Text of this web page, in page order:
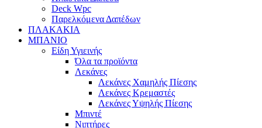
Deck Wpc
Παρελκόμενα Δαπέδων
ΠΛΑΚΑΚΙΑ
ΜΠΑΝΙΟ
Είδη Υγιεινής
Όλα τα προϊόντα
Λεκάνες
Λεκάνες Χαμηλής Πίεσης
Λεκάνες Κρεμαστές
Λεκάνες Υψηλής Πίεσης
Μπιντέ
Νιπτήρες